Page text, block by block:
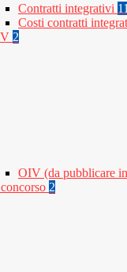
Contratti integrativi 11
Costi contratti
2
OIV (da pubblicare
2